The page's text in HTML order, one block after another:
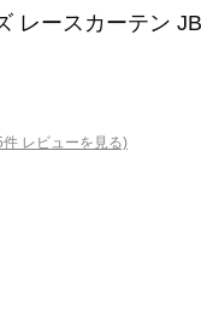
レースカーテン
件 レビューを見る)